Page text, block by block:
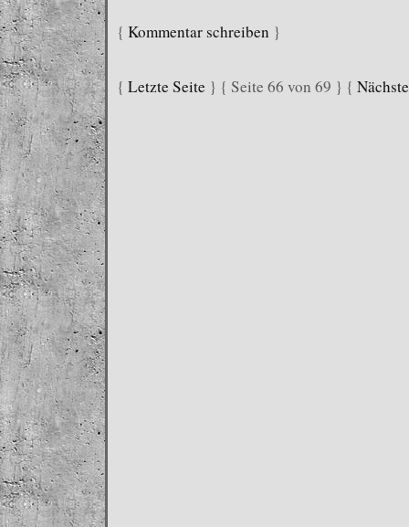
{ Kommentar schreiben }
{ Letzte Seite } { Seite 66 von 69 } {